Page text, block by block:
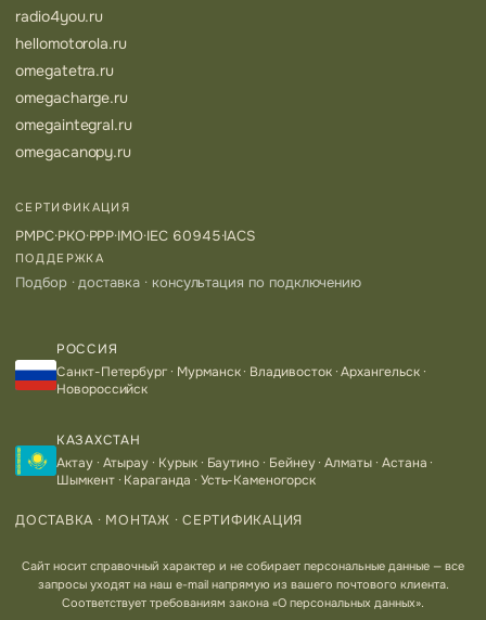
radio4you.ru
hellomotorola.ru
omegatetra.ru
omegacharge.ru
omegaintegral.ru
omegacanopy.ru
СЕРТИФИКАЦИЯ
РМРС·РКО·РРР·IMO·IEC 60945·IACS
ПОДДЕРЖКА
Подбор · доставка · консультация по подключению
РОССИЯ
Санкт-Петербург · Мурманск · Владивосток · Архангельск ·
Новороссийск
КАЗАХСТАН
Актау · Атырау · Курык · Баутино · Бейнеу · Алматы · Астана ·
Шымкент · Караганда · Усть-Каменогорск
ДОСТАВКА · МОНТАЖ · СЕРТИФИКАЦИЯ
Сайт носит справочный характер и не собирает персональные данные — все
запросы уходят на наш e-mail напрямую из вашего почтового клиента.
Соответствует требованиям закона «О персональных данных».